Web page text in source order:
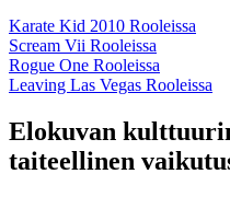
Karate Kid 2010 Rooleissa
Scream Vii Rooleissa
Rogue One Rooleissa
Leaving Las Vegas Rooleissa
Elokuvan
taiteellinen